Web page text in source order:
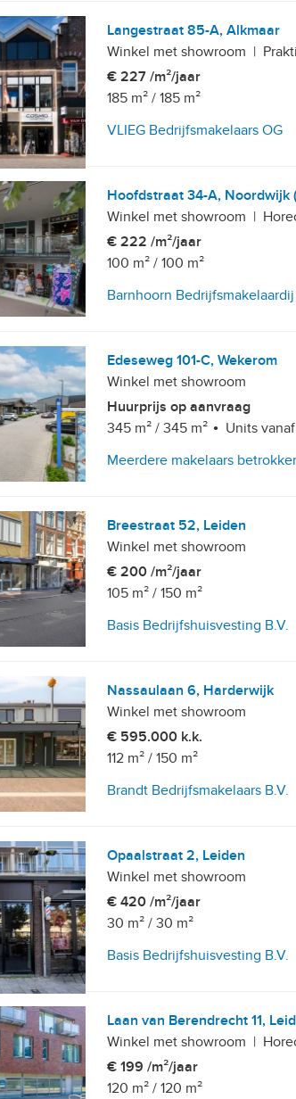
Langestraat 85-A, Alkmaar
Winkel met showroom |
€ 227 /m²/jaar
185 m² / 185 m²
VLIEG Bedrijfsmakelaars OG
Hoofdstraat 34-A, Noordwijk
Winkel met showroom |
€ 222 /m²/jaar
100 m² / 100 m²
Barnhoorn Bedrijfsmakelaardij
Edeseweg 101-C, Wekerom
Winkel met showroom
Huurprijs op aanvraag
345 m² / 345 m²
Units
Meerdere makelaars
Breestraat 52, Leiden
Winkel met showroom
€ 200 /m²/jaar
105 m² / 150 m²
Basis Bedrijfshuisvesting B.V.
Nassaulaan 6, Harderwijk
Winkel met showroom
€ 595.000 k.k.
112 m² / 150 m²
Brandt Bedrijfsmakelaars B.V.
Opaalstraat 2, Leiden
Winkel met showroom
€ 420 /m²/jaar
30 m² / 30 m²
Basis Bedrijfshuisvesting B.V.
Laan van Berendrecht 11,
Winkel met showroom |
€ 199 /m²/jaar
120 m² / 120 m²